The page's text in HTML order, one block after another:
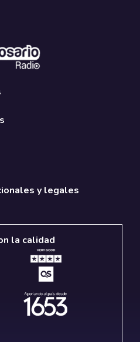
y legales
la calidad